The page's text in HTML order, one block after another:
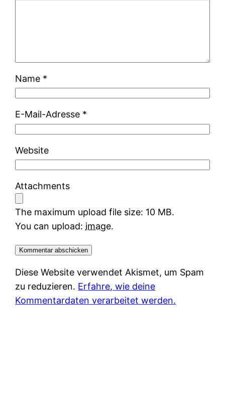
Name *
E-Mail-Adresse *
Website
Attachments
The maximum upload file size: 10 MB.
You can upload: image.
Diese Website verwendet Akismet, um Spam
zu reduzieren. Erfahre, wie deine
Kommentardaten verarbeitet werden.